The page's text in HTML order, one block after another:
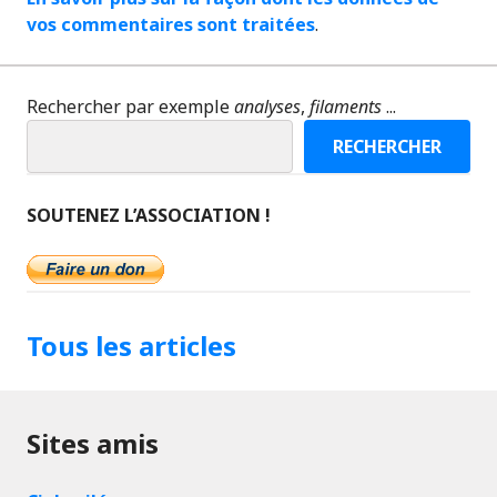
vos commentaires sont traitées.
Rechercher par exempleanalyses, filaments...
RECHERCHER
SOUTENEZ L’ASSOCIATION !
Tous les articles
Sites amis